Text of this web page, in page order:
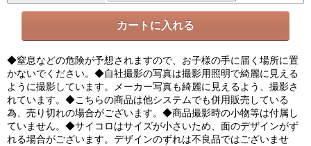
◆窒息などの危険が予想されますので、お子様の手に届く場所に置
かないでください。◆自社撮影の写真は撮影用照明で綺麗に見える
ように撮影しています。メーカー写真も綺麗に見えるよう、撮影さ
れています。◆こちらの商品は他システムでも併用販売している
為、売り切れの場合がございます。◆商品撮影時の小物等は付属し
ていません。◆サイコロはサイズが小さいため、面のデザインがず
れる場合がございます。デザインのずれは不良品ではございませ